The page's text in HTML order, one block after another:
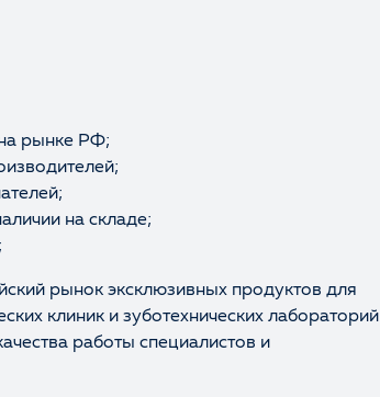
рынке РФ;
на складе;
рынок эксклюзивных продуктов для
клиник и зуботехнических лабораторий
работы специалистов и